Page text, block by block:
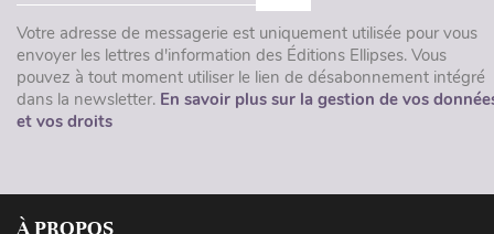
Votre adresse de messagerie est uniquement utilisée pour vous
envoyer les lettres d'information des Éditions Ellipses. Vous
pouvez à tout moment utiliser le lien de désabonnement intégré
dans la newsletter. En savoir plus sur la gestion de vos
et vos droits
À PROPOS